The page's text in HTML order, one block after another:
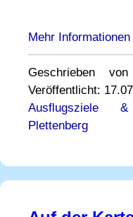
Mehr
Geschrieben
Veröffentlicht:
Ausflugsziele
Plettenberg